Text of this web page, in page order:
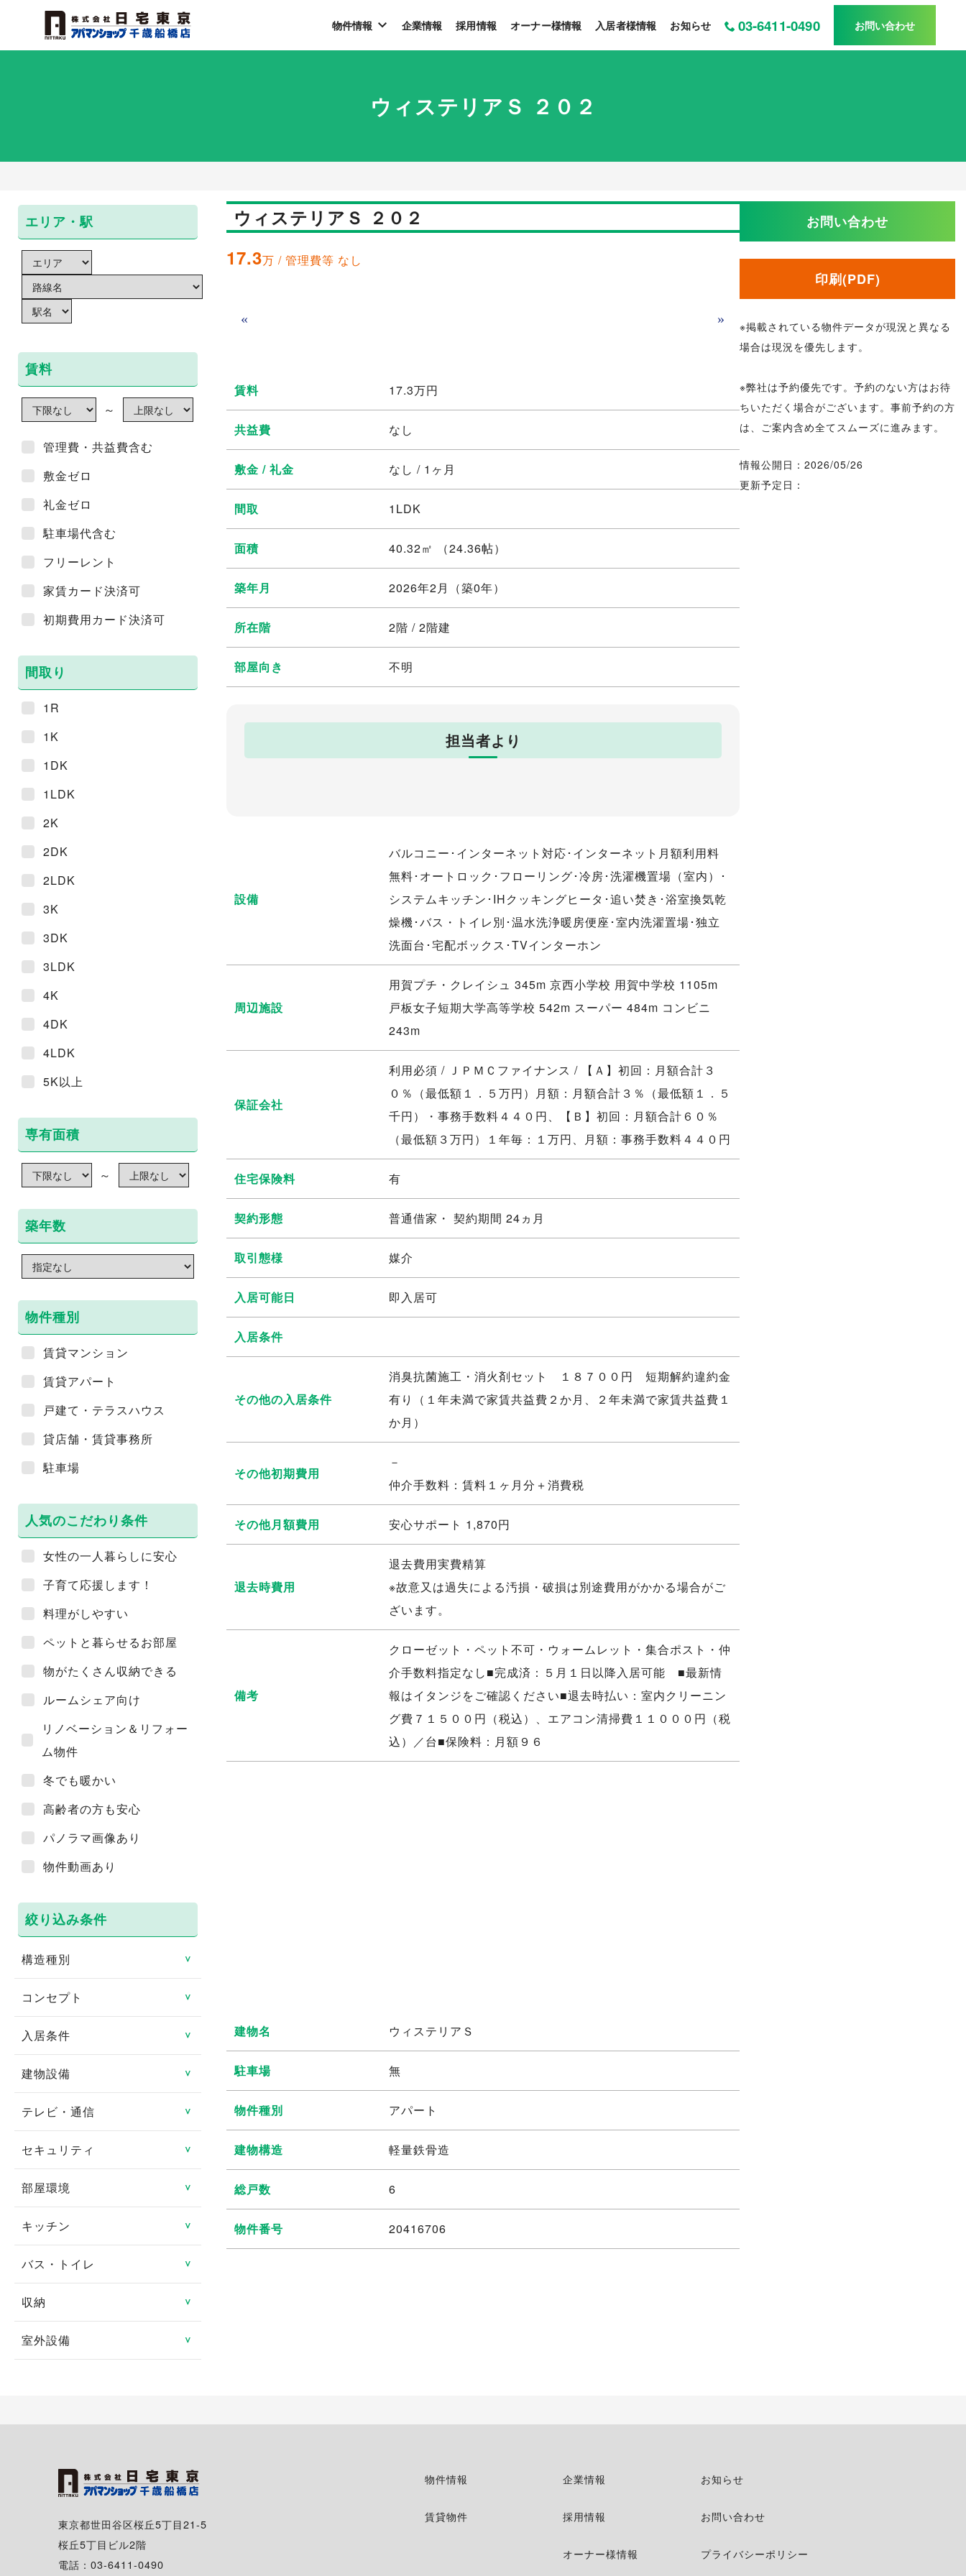
物件情報 企業情報 採用情報 オーナー様情報 入居者様情報 お知らせ 03-6411-0490 お問い合わせ
ウィステリアＳ ２０２
エリア・駅
賃料
～
管理費・共益費含む
敷金ゼロ
礼金ゼロ
駐車場代含む
フリーレント
家賃カード決済可
初期費用カード決済可
間取り
1R
1K
1DK
1LDK
2K
2DK
2LDK
3K
3DK
3LDK
4K
4DK
4LDK
5K以上
専有面積
～
築年数
物件種別
賃貸マンション
賃貸アパート
戸建て・テラスハウス
貸店舗・賃貸事務所
駐車場
人気のこだわり条件
女性の一人暮らしに安心
子育て応援します！
料理がしやすい
ペットと暮らせるお部屋
物がたくさん収納できる
ルームシェア向け
リノベーション＆リフォー
ム物件
冬でも暖かい
高齢者の方も安心
パノラマ画像あり
物件動画あり
絞り込み条件
構造種別 ＞
鉄骨造
鉄筋コンクリート造
鉄骨鉄筋コンクリート造
軽量鉄骨造
木造
コンセプト ＞
リノベーション物件
リフォーム済み
日当たり良好
閑静な住宅街
タイル貼り
デザイナーズ賃貸物件
分譲賃貸
入居条件 ＞
即入居可
ペット相談可
連帯保証人不要
女性限定
ルームシェア可
高齢者向け
建物設備 ＞
エレベータ
バリアフリー
ゴミ集積場
宅配ボックス
オール電化
テレビ・通信 ＞
CATV
CSアンテナ
インターネット対応
地デジ対応TV付
光ファイバー
セキュリティ ＞
TVインターフォン
オートロック
24時間緊急対応
管理人あり
部屋環境 ＞
フローリング
ロフト
エアコン
1階
角部屋
バルコニー・ベランダ
出窓
南向き
キッチン ＞
システムキッチン
ＩＨクッキングヒータ
コンロ2口以上
ディスポーザー
バス・トイレ ＞
室内洗濯機置き場
追い焚き
温水洗浄暖房便座
浴室換気乾燥機
収納 ＞
トランクルーム
ウォークインクローゼッ
ト
室外設備 ＞
バイク置き場
ウィステリアＳ ２０２
17.3万 / 管理費等 なし
« »
賃料 17.3万円
共益費 なし
敷金 / 礼金 なし / 1ヶ月
間取 1LDK
面積 40.32㎡ （24.36帖）
築年月 2026年2月（築0年）
所在階 2階 / 2階建
部屋向き 不明
担当者より
設備
バルコニー･インターネット対応･インターネット月額利用料
無料･オートロック･フローリング･冷房･洗濯機置場（室内）･
システムキッチン･IHクッキングヒータ･追い焚き･浴室換気乾
燥機･バス・トイレ別･温水洗浄暖房便座･室内洗濯置場･独立
洗面台･宅配ボックス･TVインターホン
周辺施設
用賀プチ・クレイシュ 345m 京西小学校 用賀中学校 1105m
戸板女子短期大学高等学校 542m スーパー 484m コンビニ
243m
保証会社
利用必須 / ＪＰＭＣファイナンス / 【Ａ】初回：月額合計３
０％（最低額１．５万円）月額：月額合計３％（最低額１．５
千円）・事務手数料４４０円、【Ｂ】初回：月額合計６０％
（最低額３万円）１年毎：１万円、月額：事務手数料４４０円
住宅保険料 有
契約形態 普通借家・ 契約期間 24ヵ月
取引態様 媒介
入居可能日 即入居可
入居条件
その他の入居条件
消臭抗菌施工・消火剤セット １８７００円 短期解約違約金
有り（１年未満で家賃共益費２か月、２年未満で家賃共益費１
か月）
その他初期費用
－
仲介手数料：賃料１ヶ月分＋消費税
その他月額費用 安心サポート 1,870円
退去時費用
退去費用実費精算
※故意又は過失による汚損・破損は別途費用がかかる場合がご
ざいます。
備考
クローゼット・ペット不可・ウォームレット・集合ポスト・仲
介手数料指定なし■完成済：５月１日以降入居可能 ■最新情
報はイタンジをご確認ください■退去時払い：室内クリーニン
グ費７１５００円（税込）、エアコン清掃費１１０００円（税
込）／台■保険料：月額９６
建物名 ウィステリアＳ
駐車場 無
物件種別 アパート
建物構造 軽量鉄骨造
総戸数 6
物件番号 20416706
お問い合わせ
印刷(PDF)
※掲載されている物件データが現況と異なる
場合は現況を優先します。
※弊社は予約優先です。予約のない方はお待
ちいただく場合がございます。事前予約の方
は、ご案内含め全てスムーズに進みます。
情報公開日：2026/05/26
更新予定日：
東京都世田谷区桜丘5丁目21-5
桜丘5丁目ビル2階
電話：03-6411-0490
物件情報
賃貸物件
企業情報
採用情報
オーナー様情報
お知らせ
お問い合わせ
プライバシーポリシー